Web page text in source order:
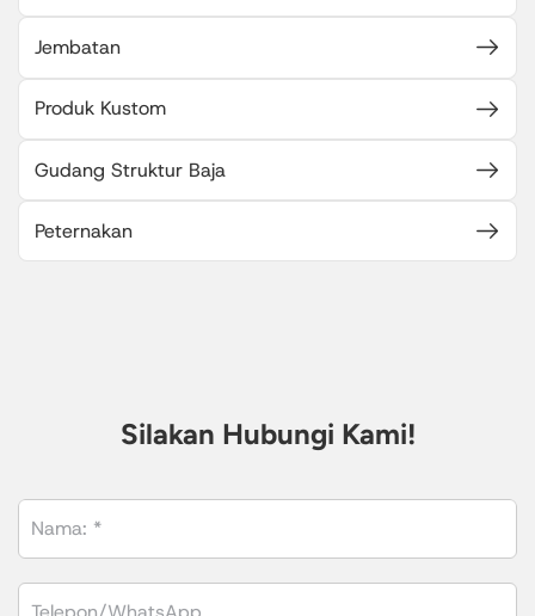
Jembatan
Produk Kustom
Gudang Struktur Baja
Peternakan
Silakan Hubungi Kami!